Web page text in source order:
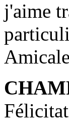
j'aime